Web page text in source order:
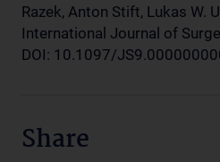
Razek, Anton Stift, Lukas W.
International Journal of
DOI: 10.1097/
Share